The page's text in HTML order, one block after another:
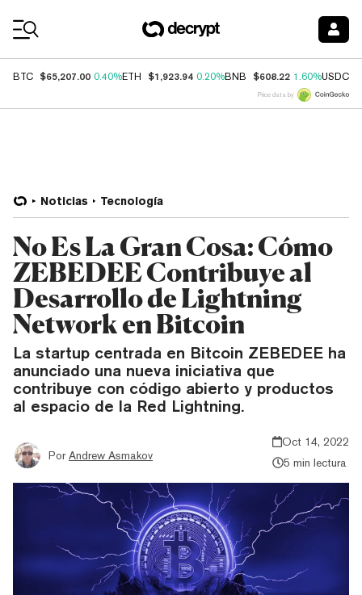
BTC $65,207.00 0.40%ETH $1,923.94 0.20%BNB $608.22 1.60%USDC
Price data by
Noticias Tecnología
No Es La Gran Cosa: Cómo
ZEBEDEE Contribuye al
Desarrollo de Lightning
Network en Bitcoin
La startup centrada en Bitcoin ZEBEDEE ha
anunciado una nueva iniciativa que
contribuye con código abierto y productos
al espacio de la Red Lightning.
Por Andrew Asmakov
Oct 14, 2022
5 min lectura